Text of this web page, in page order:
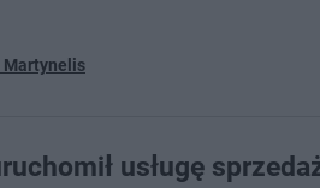
Martynelis
usługę